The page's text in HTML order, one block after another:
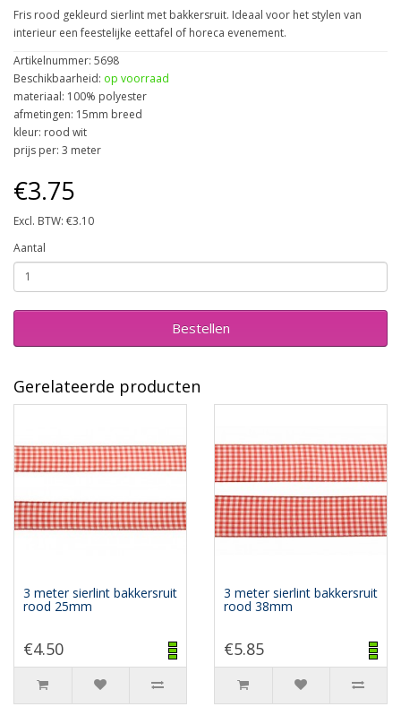
Fris rood gekleurd sierlint met bakkersruit. Ideaal voor het stylen van
interieur een feestelijke eettafel of horeca evenement.
Artikelnummer: 5698
Beschikbaarheid: op voorraad
materiaal: 100% polyester
afmetingen: 15mm breed
kleur: rood wit
prijs per: 3 meter
€3.75
Excl. BTW: €3.10
Aantal
Bestellen
Gerelateerde producten
3 meter sierlint bakkersruit
rood 25mm
€4.50
3 meter sierlint bakkersruit
rood 38mm
€5.85